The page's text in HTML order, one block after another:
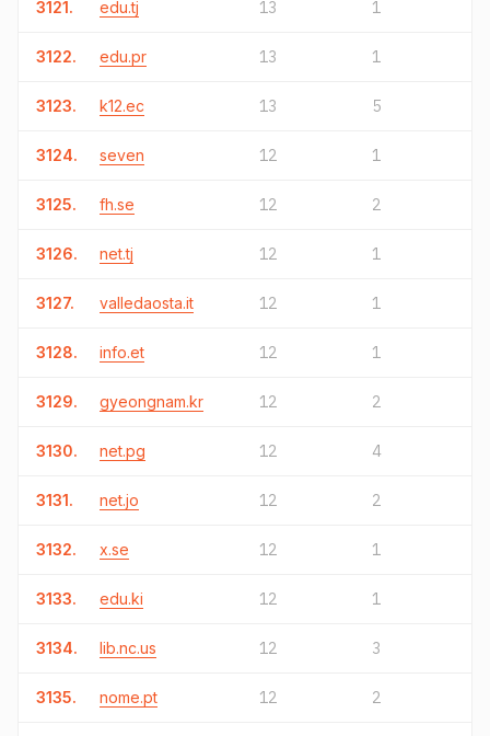
3121. edu.tj 13 1
3122. edu.pr 13 1
3123. k12.ec 13 5
3124. seven 12 1
3125. fh.se 12 2
3126. net.tj 12 1
3127. valledaosta.it 12 1
3128. info.et 12 1
3129. gyeongnam.kr 12 2
3130. net.pg 12 4
3131. net.jo 12 2
3132. x.se 12 1
3133. edu.ki 12 1
3134. lib.nc.us 12 3
3135. nome.pt 12 2